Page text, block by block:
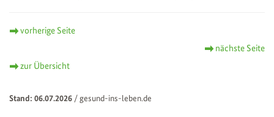
vorherige Seite
nächste Seite
zur Übersicht
Stand: 06.07.2026 /gesund-ins-leben.de